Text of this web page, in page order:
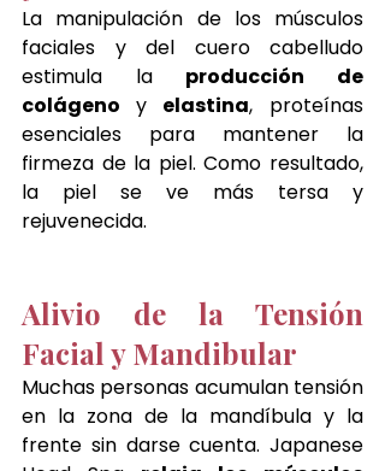
La manipulación de los músculos
faciales y del cuero cabelludo
estimula la producción de
colágeno y elastina, proteínas
esenciales para mantener la
firmeza de la piel. Como resultado,
la piel se ve más tersa y
rejuvenecida.
Alivio de la Tensión
Facial y Mandibular
Muchas personas acumulan tensión
en la zona de la mandíbula y la
frente sin darse cuenta. Japanese